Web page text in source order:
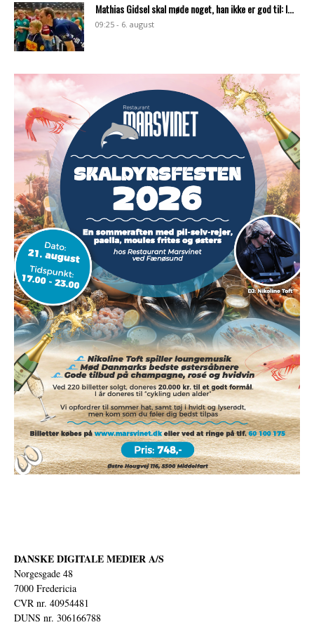
Mathias Gidsel skal møde noget, han ikke er god til: I...
09:25 - 6. august
DANSKE DIGITALE MEDIER A/S
Norgesgade 48
7000 Fredericia
CVR nr. 40954481
DUNS nr. 306166788